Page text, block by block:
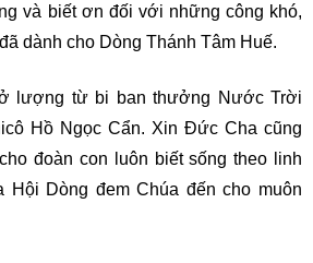
và biết ơn đối với những công khó,
dành cho Dòng Thánh Tâm Huế.
lượng từ bi ban thưởng Nước Trời
Hồ Ngọc Cẩn. Xin Đức Cha cũng
đoàn con luôn biết sống theo linh
Hội Dòng đem Chúa đến cho muôn